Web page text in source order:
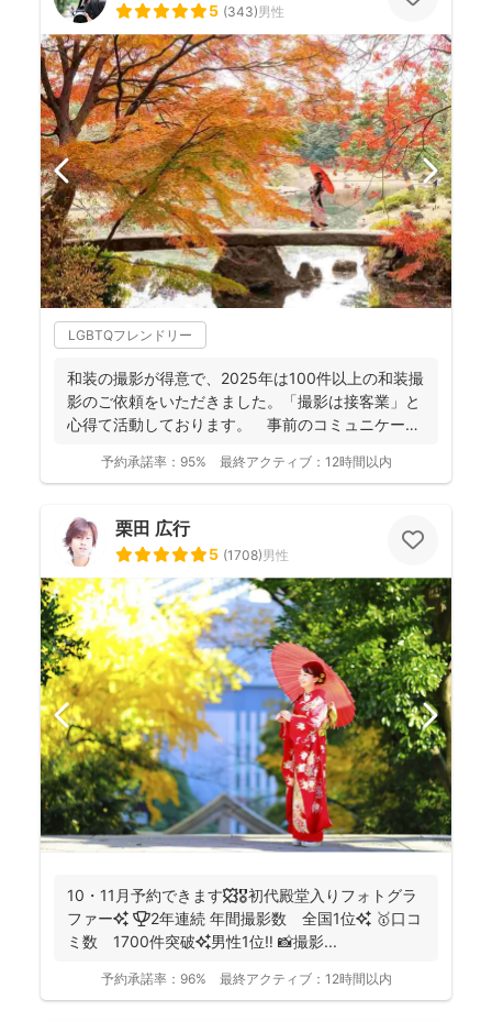
5 (343)男性
LGBTQフレンドリー
和装の撮影が得意で、2025年は100件以上の和装撮
影のご依頼をいただきました。「撮影は接客業」と
心得て活動しております。 事前のコミュニケーシ
予約承諾率： 95% 最終アクティブ： 12時間以内
栗田 広行
5 (1708)男性
10・11月予約できます🍁🎖初代殿堂入りフォトグラ
ファー✨ 🏆2年連続 年間撮影数 全国1位✨ 🥇口コ
ミ数 1700件突破✨男性1位‼️ 📸撮影...
予約承諾率： 96% 最終アクティブ： 12時間以内